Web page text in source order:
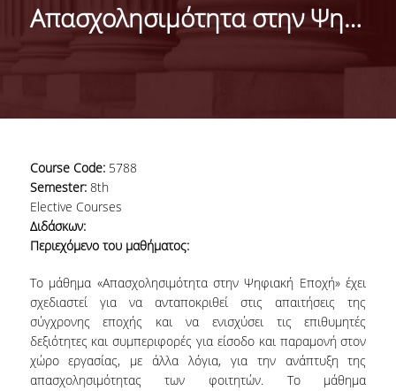
MISSION OF THE DEPARTMENT
FACULTY
LABORATORIAL TEACHING STAFF
PHD CANDIDATES
UNDERGRADUATE STUDIES
Απασχολησιμότητα στην Ψηφιακή Εποχή
Course Code: 5788
Semester: 8th
Elective Courses
Διδάσκων:
Περιεχόμενο του μαθήματος:
Το μάθημα «Απασχολησιμότητα στην Ψηφιακή Εποχή» έχει
σχεδιαστεί για να ανταποκριθεί στις απαιτήσεις της
σύγχρονης εποχής και να ενισχύσει τις επιθυμητές
δεξιότητες και συμπεριφορές για είσοδο και παραμονή στον
χώρο εργασίας, με άλλα λόγια, για την ανάπτυξη της
απασχολησιμότητας των φοιτητών. Το μάθημα